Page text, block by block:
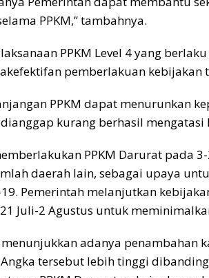
PPKM,” tambahnya.
PPKM Level 4 yang
pemberlakuan kebijakan
PPKM dapat menurunkan
kurang berhasil mengatasi
PPKM Darurat pada
daerah lain, sebagai upaya
19. Pemerintah melanjutkan
21 Juli-2 Agustus untuk
adanya penambahan
tersebut lebih tinggi